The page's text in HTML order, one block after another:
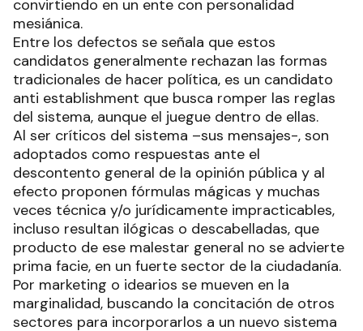
convirtiendo en un ente con personalidad
mesiánica.
Entre los defectos se señala que estos
candidatos generalmente rechazan las formas
tradicionales de hacer política, es un candidato
anti establishment que busca romper las reglas
del sistema, aunque el juegue dentro de ellas.
Al ser críticos del sistema –sus mensajes-, son
adoptados como respuestas ante el
descontento general de la opinión pública y al
efecto proponen fórmulas mágicas y muchas
veces técnica y/o jurídicamente impracticables,
incluso resultan ilógicas o descabelladas, que
producto de ese malestar general no se advierte
prima facie, en un fuerte sector de la ciudadanía.
Por marketing o idearios se mueven en la
marginalidad, buscando la concitación de otros
sectores para incorporarlos a un nuevo sistema